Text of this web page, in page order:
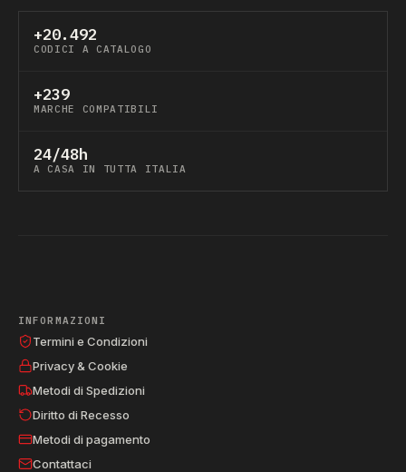
+20.492
CODICI A CATALOGO
+239
MARCHE COMPATIBILI
24/48h
A CASA IN TUTTA ITALIA
INFORMAZIONI
Termini e Condizioni
Privacy & Cookie
Metodi di Spedizioni
Diritto di Recesso
Metodi di pagamento
Contattaci